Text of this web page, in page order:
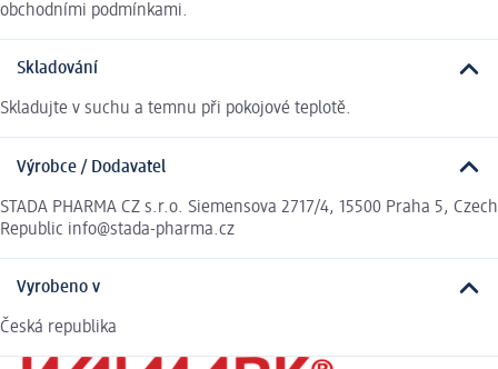
obchodními podmínkami.
Skladování
Skladujte v suchu a temnu při pokojové teplotě.
Výrobce / Dodavatel
STADA PHARMA CZ s.r.o. Siemensova 2717/4, 15500 Praha 5, Czech
Republic info@stada-pharma.cz
Vyrobeno v
Česká republika